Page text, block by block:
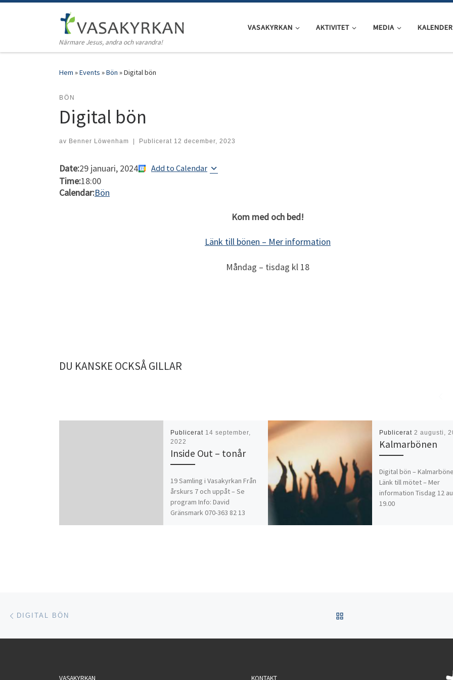
Hoppa till innehåll
Närmare Jesus, andra och varandra!
VASAKYRKAN AKTIVITET MEDIA KALENDER
Hem »Events »Bön »Digital bön
BÖN
Digital bön
av Benner Löwenham Publicerat 12 december, 2023
Date:29 januari, 2024 Add to Calendar
Time:18:00
Calendar:Bön
Kom med och bed!
Länk till bönen – Mer information
Måndag – tisdag kl 18
DU KANSKE OCKSÅ GILLAR
Publicerat 14 september,
2022
Inside Out – tonår
19 Samling i Vasakyrkan Från
årskurs 7 och uppåt – Se
program Info: David
Gränsmark 070-363 82 13
Publicerat 2 augusti,
Kalmarbönen
Digital bön –
Länk till mötet – Mer
information Tisdag 12
19.00
Inläggsnavigering
DIGITAL BÖN
VASAKYRKAN KONTAKT